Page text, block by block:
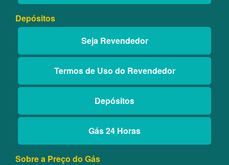
Depósitos
Seja Revendedor
Termos de Uso do Revendedor
Depósitos
Gás 24 Horas
Sobre a Preço do Gás